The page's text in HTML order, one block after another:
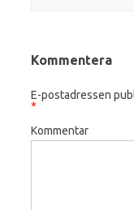
Kommentera
E-postadressen
*
Kommentar